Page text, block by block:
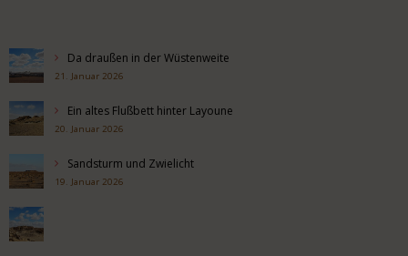
Da draußen in der Wüstenweite
21. Januar 2026
Ein altes Flußbett hinter Layoune
20. Januar 2026
Sandsturm und Zwielicht
19. Januar 2026